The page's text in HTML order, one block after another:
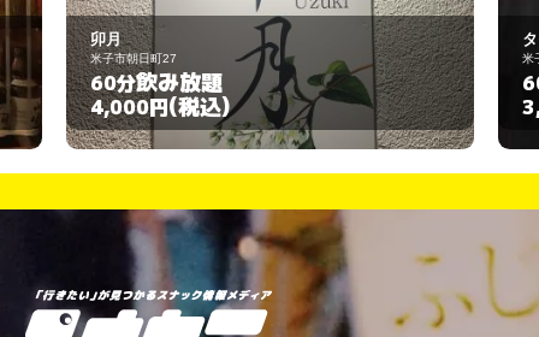
朝日町27
飲み放題
円 (税込)
タイ料理&スナッ
米子市尾高町132-2
60分飲み放題
3,000円 (税